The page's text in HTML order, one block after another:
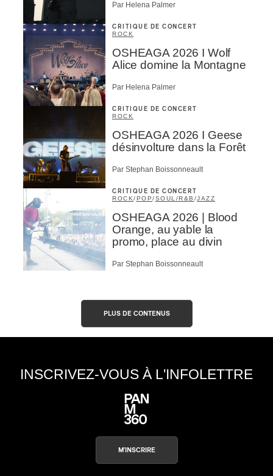
Par Helena Palmer
CRITIQUE DE CONCERT
ROCK
OSHEAGA 2026 I Wolf
Alice domine la Montagne
Par Helena Palmer
CRITIQUE DE CONCERT
ROCK
OSHEAGA 2026 I Geese
désinvolture dans la Forêt
Par Stephan Boissonneault
CRITIQUE DE CONCERT
ROCK/POP/SOUL/R&B /JAZZ
OSHEAGA 2026 | Blood
Orange, au yable la
promo, place au divin
Par Stephan Boissonneault
PLUS DE CONTENUS
INSCRIVEZ-VOUS À L'INFOLETTRE
M'INSCRIRE